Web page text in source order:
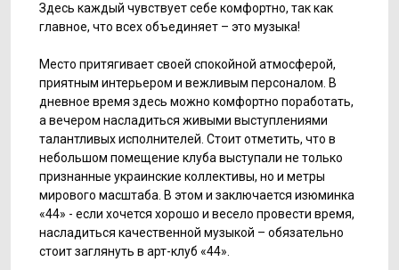
Здесь каждый чувствует себе комфортно, так как
главное, что всех объединяет – это музыка!
Место притягивает своей спокойной атмосферой,
приятным интерьером и вежливым персоналом. В
дневное время здесь можно комфортно поработать,
а вечером насладиться живыми выступлениями
талантливых исполнителей. Стоит отметить, что в
небольшом помещение клуба выступали не только
признанные украинские коллективы, но и метры
мирового масштаба. В этом и заключается изюминка
«44» - если хочется хорошо и весело провести время,
насладиться качественной музыкой – обязательно
стоит заглянуть в арт-клуб «44».